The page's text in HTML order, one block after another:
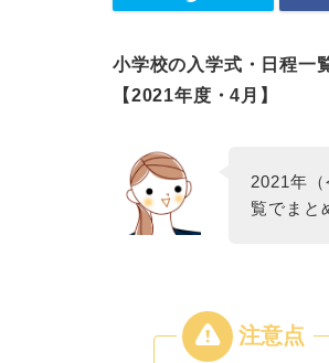
小学校の入学式・日程一
【2021年度・4月】
2021年
覧でまと